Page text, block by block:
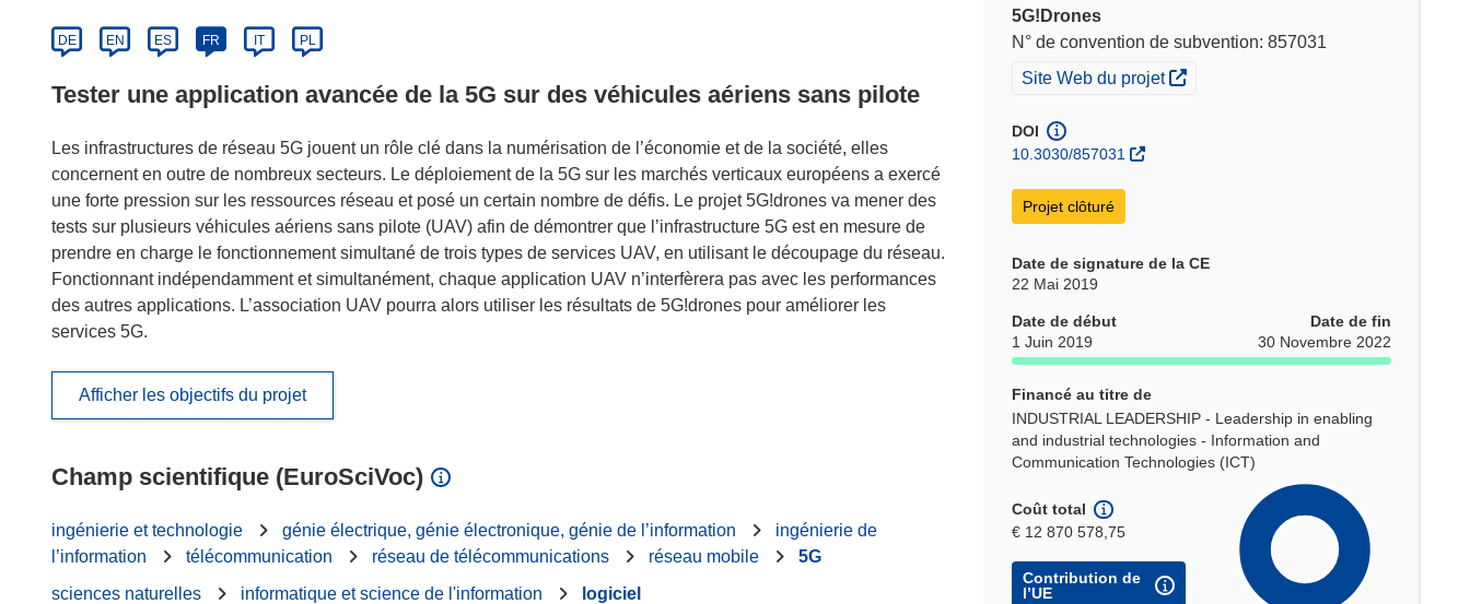
5G!Drones
N° de convention de subvention: 857031
(s’ouvre dans une nouvelle fenêtre)
Site Web du projet
DOI
10.3030/857031
Projet clôturé
Date de signature de la CE
22 Mai 2019
Date de début
1 Juin 2019
Date de fin
30 Novembre 2022
Financé au titre de
INDUSTRIAL LEADERSHIP - Leadership in enabling
and industrial technologies - Information and
Communication Technologies (ICT)
Coût total
€ 12 870 578,75
Contribution de
l’UE
DE EN ES FR IT PL
Tester une application avancée de la 5G sur des véhicules aériens sans pilote
Les infrastructures de réseau 5G jouent un rôle clé dans la numérisation de l’économie et de la société, elles
concernent en outre de nombreux secteurs. Le déploiement de la 5G sur les marchés verticaux européens a exercé
une forte pression sur les ressources réseau et posé un certain nombre de défis. Le projet 5G!drones va mener des
tests sur plusieurs véhicules aériens sans pilote (UAV) afin de démontrer que l’infrastructure 5G est en mesure de
prendre en charge le fonctionnement simultané de trois types de services UAV, en utilisant le découpage du réseau.
Fonctionnant indépendamment et simultanément, chaque application UAV n’interfèrera pas avec les performances
des autres applications. L’association UAV pourra alors utiliser les résultats de 5G!drones pour améliorer les
services 5G.
Afficher les objectifs du projet
Champ scientifique (EuroSciVoc)
ingénierie et technologie génie électrique, génie électronique, génie de l’information
ingénierie de
l’information
télécommunication réseau de télécommunications réseau mobile
5G
sciences naturelles
informatique et science de l'information
logiciel